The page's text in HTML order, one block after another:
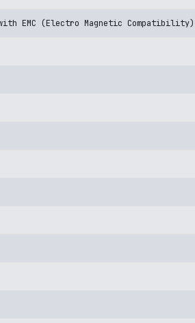
with EMC (Electro Magnetic